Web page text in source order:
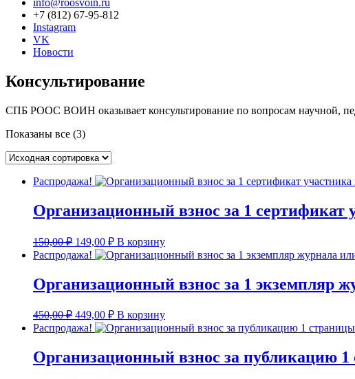
info@roosvoin.ru
+7 (812) 67-95-812
Instagram
VK
Новости
Консультирование
СПБ РООС ВОИН оказывает консультирование по вопросам научной,
Показаны все (3)
Распродажа!
Организационный взнос за 1 сертификат
150,00₽ Первоначальная
цена
составляла
149,00 ₽Текущая
цена:
В корзину
Распродажа!
Организационный взнос за 1 экземпляр
450,00₽ Первоначальная
цена
составляла
449,00 ₽Текущая
цена:
В корзину
Распродажа!
Организационный взнос за публикацию 1